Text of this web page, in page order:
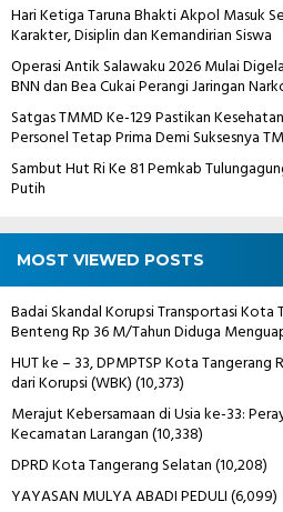
Hari Ketiga Taruna Bhakti Akpol Masuk
Karakter, Disiplin dan Kemandirian Siswa
Operasi Antik Salawaku 2026 Mulai
BNN dan Bea Cukai Perangi Jaringan
Satgas TMMD Ke-129 Pastikan
Personel Tetap Prima Demi Suksesnya
Sambut Hut Ri Ke 81 Pemkab
Putih
MOST VIEWED POSTS
Badai Skandal Korupsi Transportasi Kota
Benteng Rp 36 M/Tahun Diduga
HUT ke – 33, DPMPTSP Kota Tangerang
dari Korupsi (WBK)(10,373)
Merajut Kebersamaan di Usia ke-33:
Kecamatan Larangan(10,338)
DPRD Kota Tangerang Selatan(10,208)
YAYASAN MULYA ABADI PEDULI(6,099)